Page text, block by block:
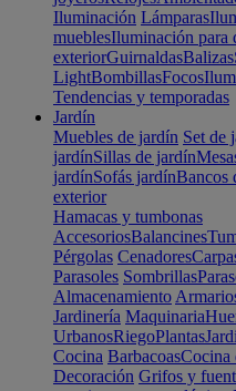
Iluminación Lámparas
mueblesIluminación para
exteriorGuirnaldasBalizas
LightBombillasFocos
Tendencias y temporadas
Jardín
Muebles de jardín Set de
jardínSillas de jardín
jardínSofás jardínBancos
exterior
Hamacas y tumbonas
AccesoriosBalancines
Pérgolas Cenadores
Parasoles Sombrillas
Almacenamiento
Jardinería Maquinaria
UrbanosRiegoPlantas
Cocina BarbacoasCocina
Decoración Grifos y